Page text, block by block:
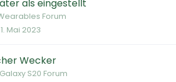
als eingestellt
Forum
1. Mai 2023
Wecker
S20 Forum